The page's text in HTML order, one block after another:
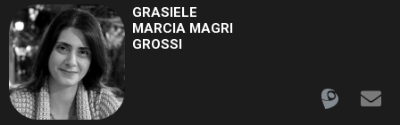
GRASIELE
MARCIA MAGRI
GROSSI